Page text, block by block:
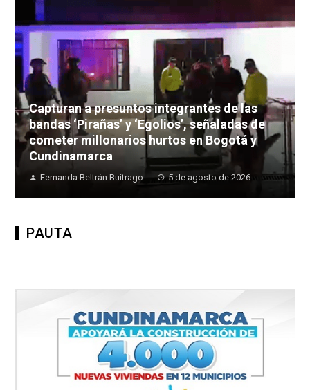
Capturan a presuntos integrantes de las
bandas ‘Pirañas’ y ‘Egolios’, señaladas de
cometer millonarios hurtos en Bogotá y
Cundinamarca
Fernanda Beltrán Buitrago 5 de agosto de 2026
PAUTA